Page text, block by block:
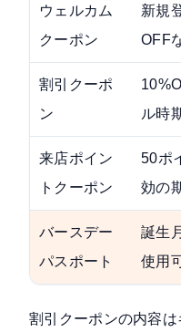
ウェルカム
クーポン
新規
OFF
割引クーポ
ン
ル時
来店ポイン
トクーポン
50ポ
効の
バースデー
パスポート
誕生
使用
割引クーポンの内容